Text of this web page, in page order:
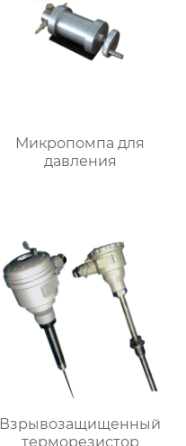
Микропомпа для
давления
Взрывозащищенный
терморезистор